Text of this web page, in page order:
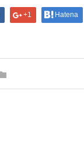
+1 Hatena